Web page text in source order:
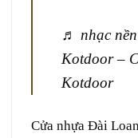
♬ nhạc
Kotdoor –
Kotdoor
Cửa nhựa Đài Loan